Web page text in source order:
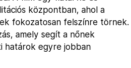
központban, ahol a
fokozatosan felszínre törnek.
amely segít a nőnek
határok egyre jobban